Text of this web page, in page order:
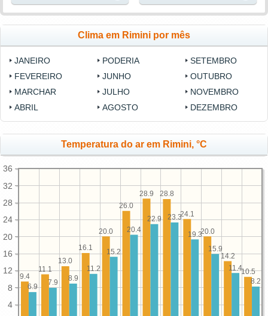
Clima em Rimini por mês
JANEIRO
FEVEREIRO
MARCHAR
ABRIL
PODERIA
JUNHO
JULHO
AGOSTO
SETEMBRO
OUTUBRO
NOVEMBRO
DEZEMBRO
Temperatura do ar em Rimini, °C
4
8
12
16
20
24
28
32
36
10.5
14.2
20.0
24.1
28.8
28.9
26.0
20.0
16.1
13.0
11.1
9.4
8.2
11.4
15.9
19.3
23.3
22.9
20.4
15.2
11.2
8.9
7.9
6.9